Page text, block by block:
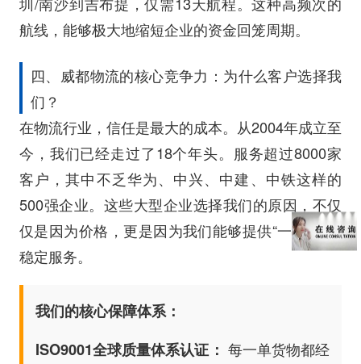
航线，能够极大地缩短企业的资金回笼周期。
四、威都物流的核心竞争力：为什么客户选择我
们？
在物流行业，信任是最大的成本。从2004年成立至
今，我们已经走过了18个年头。服务超过8000家
客户，其中不乏华为、中兴、中建、中铁这样的
500强企业。这些大型企业选择我们的原因，不仅
仅是因为价格，更是因为我们能够提供“一站式”的
稳定服务。
我们的核心保障体系：
ISO9001全球质量体系认证： 每一单货物都经